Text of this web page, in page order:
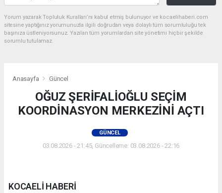
Yorum yazarak Topluluk Kuralları’nı kabul etmiş bulunuyor ve kocaelihaberi.com
sitesine yaptığınız yorumunuzla ilgili doğrudan veya dolaylı tüm sorumluluğu tek
başınıza üstleniyorsunuz. Yazılan tüm yorumlardan site yönetimi hiçbir şekilde
sorumlu tutulamaz.
Anasayfa Güncel
OĞUZ ŞERİFALİOĞLU SEÇİM
KOORDİNASYON MERKEZİNİ AÇTI
GÜNCEL
03.08.2026 - 21:45, Güncelleme: 03.08.2026 - 22:16
KOCAELİ HABERİ